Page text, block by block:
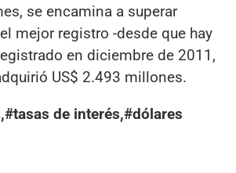
se encamina a superar
mejor registro -desde que hay
en diciembre de 2011,
US$ 2.493 millones.
de interés,#dólares